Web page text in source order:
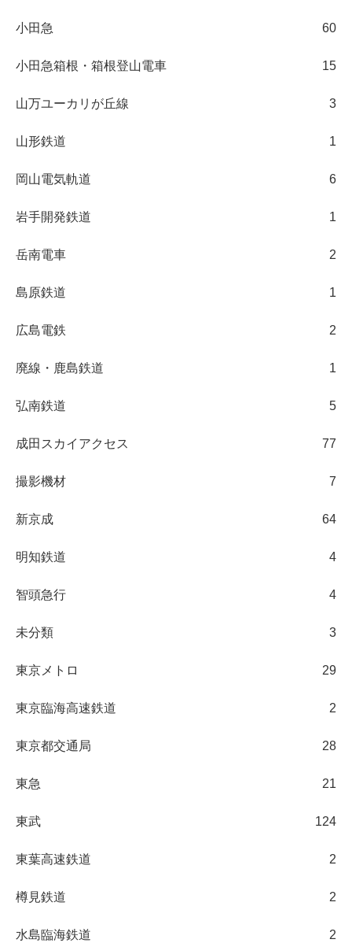
小田急 60
小田急箱根・箱根登山電車 15
山万ユーカリが丘線 3
山形鉄道 1
岡山電気軌道 6
岩手開発鉄道 1
岳南電車 2
島原鉄道 1
広島電鉄 2
廃線・鹿島鉄道 1
弘南鉄道 5
成田スカイアクセス 77
撮影機材 7
新京成 64
明知鉄道 4
智頭急行 4
未分類 3
東京メトロ 29
東京臨海高速鉄道 2
東京都交通局 28
東急 21
東武 124
東葉高速鉄道 2
樽見鉄道 2
水島臨海鉄道 2